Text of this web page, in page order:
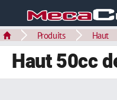
Produits Haut
Haut 50cc